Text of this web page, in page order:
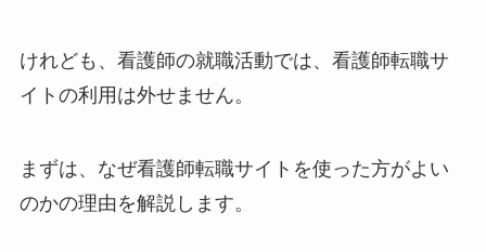
けれども、看護師の就職活動では、看護師転職サ
イトの利用は外せません。
まずは、なぜ看護師転職サイトを使った方がよい
のかの理由を解説します。